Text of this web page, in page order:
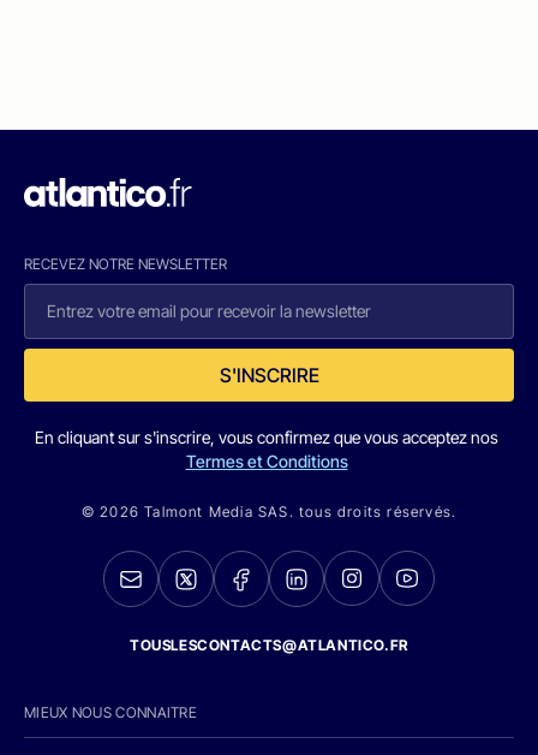
RECEVEZ NOTRE NEWSLETTER
S'INSCRIRE
En cliquant sur s'inscrire, vous confirmez que vous acceptez nos
Termes et Conditions
© 2026 Talmont Media SAS. tous droits réservés.
TOUSLESCONTACTS@ATLANTICO.FR
MIEUX NOUS CONNAITRE